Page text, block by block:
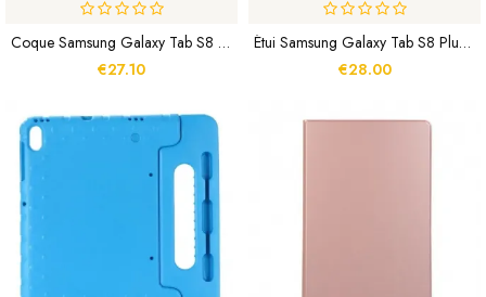
Coque Samsung Galaxy Tab S8 Plus / S7 Plus / S7 FE Ultra Résistante Premium
€27.10
Étui Samsung Galaxy Tab S8 Plus / S7 Plus Effet Cuir Business
€28.00